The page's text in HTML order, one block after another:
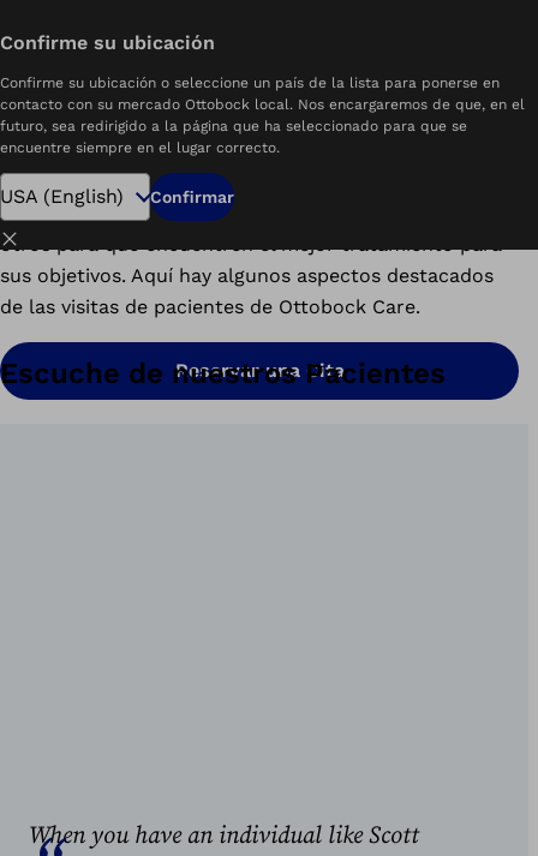
Confirme su ubicación
Confirme su ubicación o seleccione un país de la lista para ponerse en
contacto con su mercado Ottobock local. Nos encargaremos de que, en el
futuro, sea redirigido a la página que ha seleccionado para que se
encuentre siempre en el lugar correcto.
Confirmar
Nuestro Enfoque es Usted
En Ottobock Care, nos centramos en usted. Sus
historias y experiencias con nuestros centros de
tratamiento ortoprotésicos ayudan a empoderar a
otros para que encuentren el mejor tratamiento para
sus objetivos. Aquí hay algunos aspectos destacados
de las visitas de pacientes de Ottobock Care.
Reservar una Cita
Escuche de nuestros Pacientes
When you have an individual like Scott